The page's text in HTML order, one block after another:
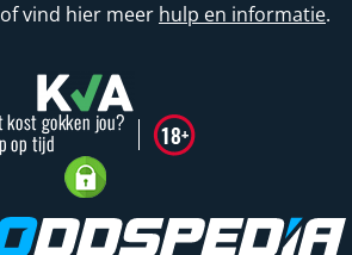
of vind hier meer hulp en informatie.